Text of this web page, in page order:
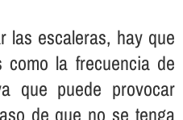
las escaleras, hay que
como la frecuencia de
que puede provocar
de que no se tenga